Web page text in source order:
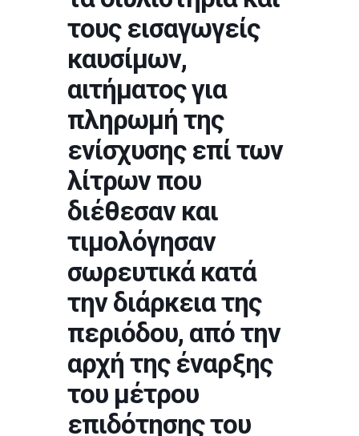
τους εισαγωγείς
καυσίμων,
αιτήματος για
πληρωμή της
ενίσχυσης επί των
λίτρων που
διέθεσαν και
τιμολόγησαν
σωρευτικά κατά
την διάρκεια της
περιόδου, από την
αρχή της έναρξης
του μέτρου
επιδότησης του